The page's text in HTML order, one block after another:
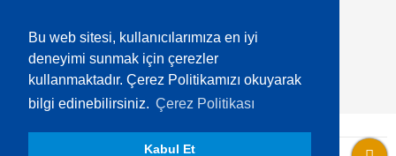
Bu web sitesi, kullanıcılarımıza en iyi
deneyimi sunmak için çerezler
kullanmaktadır. Çerez Politikamızı okuyarak
bilgi edinebilirsiniz. Çerez Politikası
Kabul Et
AKSEM is A GRUP Company.